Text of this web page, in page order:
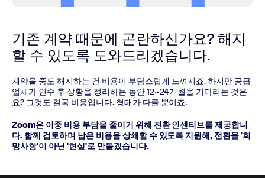
기존 계약 때문에 곤란하신가요?해지
할 수 있도록 도와드리겠습니다.
계약을 중도 해지하는 건 비용이 부담스럽게 느껴지죠. 하지만 공급
업체가 인수 후 상황을 정리하는 동안 12~24개월을 기다리는 것은
요? 그것도 결국 비용입니다. 형태가 다를 뿐이죠.
Zoom은 이중 비용 부담을 줄이기 위해 전환 인센티브를 제공합니
다. 함께 검토하며 남은 비용을 상쇄할 수 있도록 지원해, 전환을 '희
망사항'이 아닌 '현실'로 만들겠습니다.